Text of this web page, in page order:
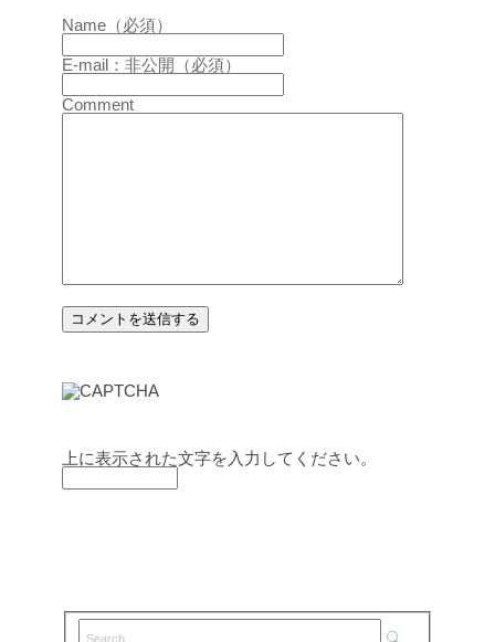
Name（必須）
E-mail：非公開（必須）
Comment
上に表示された文字を入力してください。